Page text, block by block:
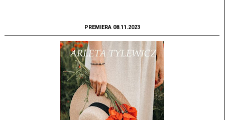
PREMIERA 08.11.2023